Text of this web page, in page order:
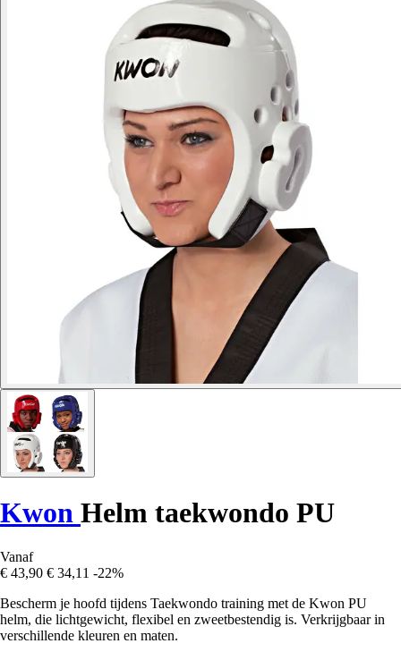
Kwon Helm taekwondo PU
Vanaf
€ 43,90 € 34,11 -22%
Bescherm je hoofd tijdens Taekwondo training met de Kwon PU
helm, die lichtgewicht, flexibel en zweetbestendig is. Verkrijgbaar in
verschillende kleuren en maten.